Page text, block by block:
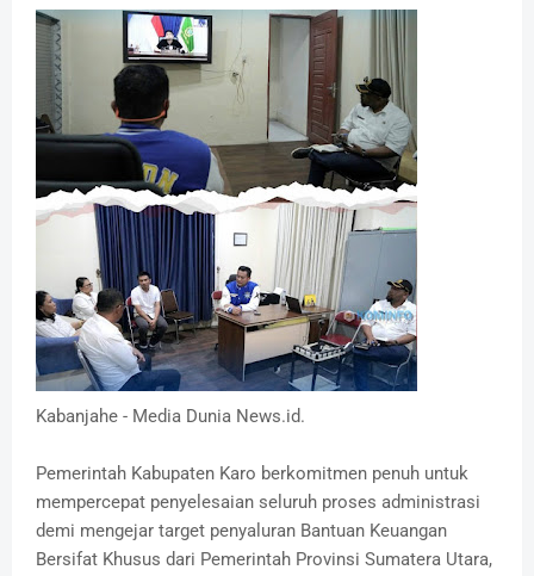
Kabanjahe - Media Dunia News.id.
Pemerintah Kabupaten Karo berkomitmen penuh untuk
mempercepat penyelesaian seluruh proses administrasi
demi mengejar target penyaluran Bantuan Keuangan
Bersifat Khusus dari Pemerintah Provinsi Sumatera Utara,